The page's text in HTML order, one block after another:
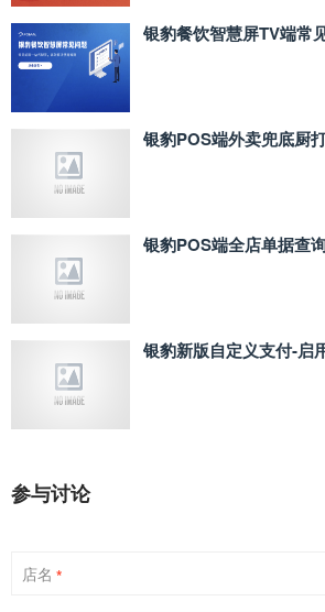
银豹餐饮智慧屏TV端常
银豹POS端外卖兜底厨
银豹POS端全店单据查
银豹新版自定义支付‑启
参与讨论
店名 *